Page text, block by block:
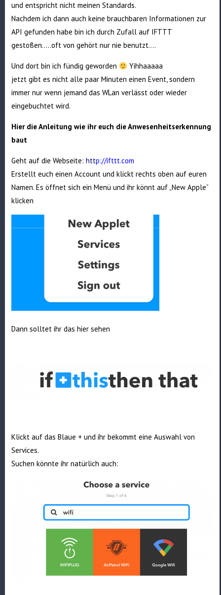
und entspricht nicht meinen Standards.
Nachdem ich dann auch keine brauchbaren Informationen zur
API gefunden habe bin ich durch Zufall auf IFTTT
gestoßen…..oft von gehört nur nie benutzt….
Und dort bin ich fündig geworden
Yihhaaaaa
jetzt gibt es nicht alle paar Minuten einen Event, sondern
immer nur wenn jemand das WLan verlässt oder wieder
eingebuchtet wird.
Hier die Anleitung wie ihr euch die Anwesenheitserkennung
baut
Geht auf die Webseite:http://ifttt.com
Erstellt euch einen Account und klickt rechts oben auf euren
Namen. Es öffnet sich ein Menü und ihr könnt auf „New Apple“
klicken
Dann solltet ihr das hier sehen
Klickt auf das Blaue + und ihr bekommt eine Auswahl von
Services.
Suchen könnte ihr natürlich auch: